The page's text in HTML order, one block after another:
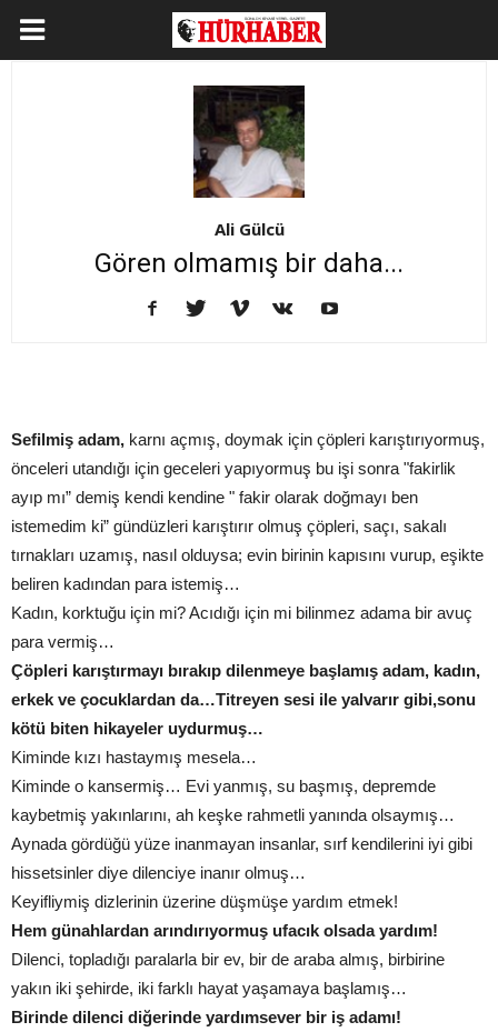
Ali Gülcü
Gören olmamış bir daha...
Sefilmiş adam, karnı açmış, doymak için çöpleri karıştırıyormuş,
önceleri utandığı için geceleri yapıyormuş bu işi sonra "fakirlik
ayıp mı” demiş kendi kendine " fakir olarak doğmayı ben
istemedim ki” gündüzleri karıştırır olmuş çöpleri, saçı, sakalı
tırnakları uzamış, nasıl olduysa; evin birinin kapısını vurup, eşikte
beliren kadından para istemiş…
Kadın, korktuğu için mi? Acıdığı için mi bilinmez adama bir avuç
para vermiş…
Çöpleri karıştırmayı bırakıp dilenmeye başlamış adam, kadın,
erkek ve çocuklardan da…Titreyen sesi ile yalvarır gibi,sonu
kötü biten hikayeler uydurmuş…
Kiminde kızı hastaymış mesela…
Kiminde o kansermiş… Evi yanmış, su başmış, depremde
kaybetmiş yakınlarını, ah keşke rahmetli yanında olsaymış…
Aynada gördüğü yüze inanmayan insanlar, sırf kendilerini iyi gibi
hissetsinler diye dilenciye inanır olmuş…
Keyifliymiş dizlerinin üzerine düşmüşe yardım etmek!
Hem günahlardan arındırıyormuş ufacık olsada yardım!
Dilenci, topladığı paralarla bir ev, bir de araba almış, birbirine
yakın iki şehirde, iki farklı hayat yaşamaya başlamış…
Birinde dilenci diğerinde yardımsever bir iş adamı!